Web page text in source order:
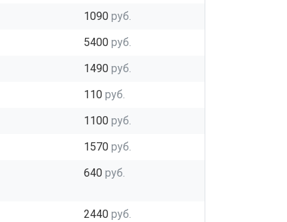
1090 руб.
5400 руб.
1490 руб.
110 руб.
1100 руб.
1570 руб.
640 руб.
2440 руб.